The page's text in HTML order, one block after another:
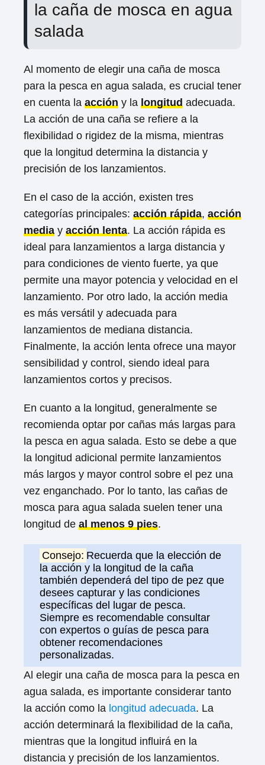
la caña de mosca en agua
salada
Al momento de elegir una caña de mosca
para la pesca en agua salada, es crucial tener
en cuenta la acción y la longitud adecuada.
La acción de una caña se refiere a la
flexibilidad o rigidez de la misma, mientras
que la longitud determina la distancia y
precisión de los lanzamientos.
En el caso de la acción, existen tres
categorías principales: acción rápida, acción
media y acción lenta. La acción rápida es
ideal para lanzamientos a larga distancia y
para condiciones de viento fuerte, ya que
permite una mayor potencia y velocidad en el
lanzamiento. Por otro lado, la acción media
es más versátil y adecuada para
lanzamientos de mediana distancia.
Finalmente, la acción lenta ofrece una mayor
sensibilidad y control, siendo ideal para
lanzamientos cortos y precisos.
En cuanto a la longitud, generalmente se
recomienda optar por cañas más largas para
la pesca en agua salada. Esto se debe a que
la longitud adicional permite lanzamientos
más largos y mayor control sobre el pez una
vez enganchado. Por lo tanto, las cañas de
mosca para agua salada suelen tener una
longitud de al menos 9 pies.
Consejo: Recuerda que la elección de
la acción y la longitud de la caña
también dependerá del tipo de pez que
desees capturar y las condiciones
específicas del lugar de pesca.
Siempre es recomendable consultar
con expertos o guías de pesca para
obtener recomendaciones
personalizadas.
Al elegir una caña de mosca para la pesca en
agua salada, es importante considerar tanto
la acción como la longitud adecuada. La
acción determinará la flexibilidad de la caña,
mientras que la longitud influirá en la
distancia y precisión de los lanzamientos.